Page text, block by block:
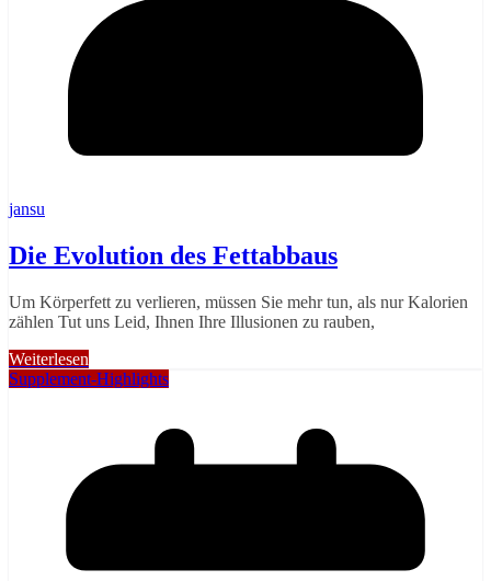
jansu
Die Evolution des Fettabbaus
Um Körperfett zu verlieren, müssen Sie mehr tun, als nur Kalorien
zählen Tut uns Leid, Ihnen Ihre Illusionen zu rauben,
Weiterlesen
Supplement-Highlights